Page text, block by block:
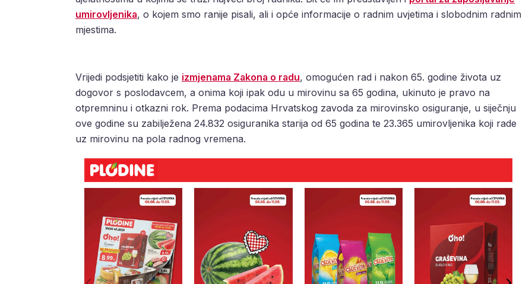
umirovljenika, o kojem smo ranije pisali, ali i opće informacije o radnim uvjetima i slobodnim radnim
mjestima.
Vrijedi podsjetiti kako je izmjenama Zakona o radu, omogućen rad i nakon 65. godine života uz
dogovor s poslodavcem, a onima koji ipak odu u mirovinu sa 65 godina, ukinuto je pravo na
otpremninu i otkazni rok. Prema podacima Hrvatskog zavoda za mirovinsko osiguranje, u siječnju
ove godine su zabilježena 24.832 osiguranika starija od 65 godina te 23.365 umirovljenika koji rade
uz mirovinu na pola radnog vremena.